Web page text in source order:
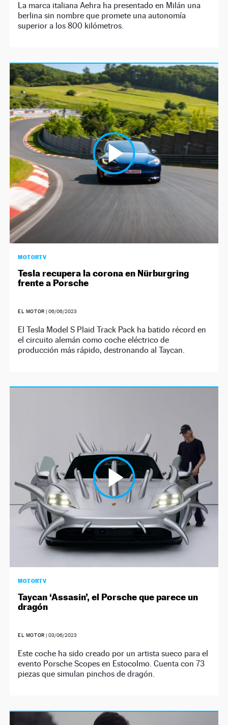
La marca italiana Aehra ha presentado en Milán una
berlina sin nombre que promete una autonomía
superior a los 800 kilómetros.
MOTORTV
Tesla recupera la corona en Nürburgring
frente a Porsche
EL MOTOR | 06/06/2023
El Tesla Model S Plaid Track Pack ha batido récord en
el circuito alemán como coche eléctrico de
producción más rápido, destronando al Taycan.
MOTORTV
Taycan ‘Assasin’, el Porsche que parece un
dragón
EL MOTOR | 03/06/2023
Este coche ha sido creado por un artista sueco para el
evento Porsche Scopes en Estocolmo. Cuenta con 73
piezas que simulan pinchos de dragón.